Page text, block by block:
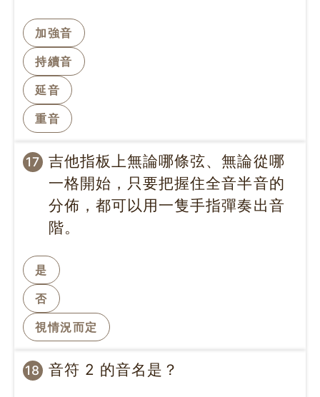
加強音
持續音
延音
重音
17
吉他指板上無論哪條弦、無論從哪
一格開始，只要把握住全音半音的
分佈，都可以用一隻手指彈奏出音
階。
是
否
視情況而定
18 音符 2 的音名是？